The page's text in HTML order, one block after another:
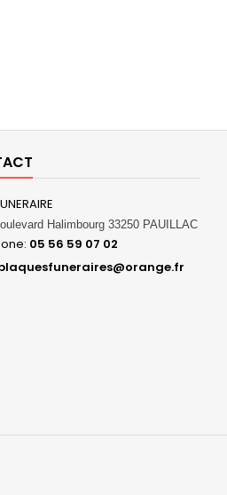
Halimbourg 33250 PAUILLAC
05 56 59 07 02